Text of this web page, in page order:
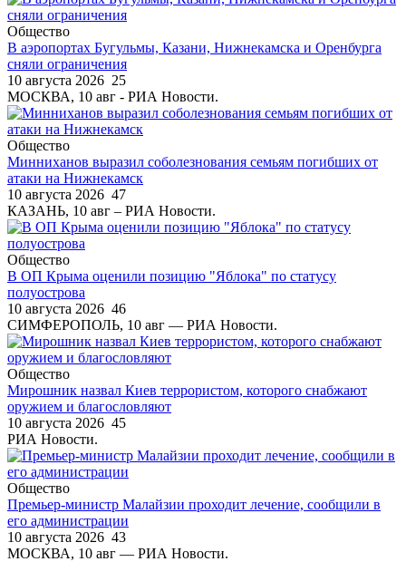
Общество
В аэропортах Бугульмы, Казани, Нижнекамска и Оренбурга
сняли ограничения
10 августа 2026 25
МОСКВА, 10 авг - РИА Новости.
Общество
Минниханов выразил соболезнования семьям погибших от
атаки на Нижнекамск
10 августа 2026 47
КАЗАНЬ, 10 авг – РИА Новости.
Общество
В ОП Крыма оценили позицию "Яблока" по статусу
полуострова
10 августа 2026 46
СИМФЕРОПОЛЬ, 10 авг — РИА Новости.
Общество
Мирошник назвал Киев террористом, которого снабжают
оружием и благословляют
10 августа 2026 45
РИА Новости.
Общество
Премьер-министр Малайзии проходит лечение, сообщили в
его администрации
10 августа 2026 43
МОСКВА, 10 авг — РИА Новости.